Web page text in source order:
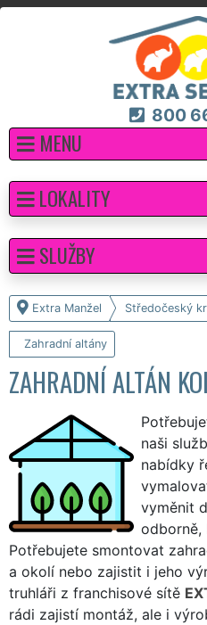
800
MENU
Extra Manžel Středočeský
Zahradní altány
ZAHRADNÍ ALTÁN
naši
nabídky
vyměnit
odborně,
Potřebujete smontovat
a okolí nebo zajistit i jeho
truhláři z franchisové sítě
rádi zajistí montáž, ale i
LOKALITY
SLUŽBY